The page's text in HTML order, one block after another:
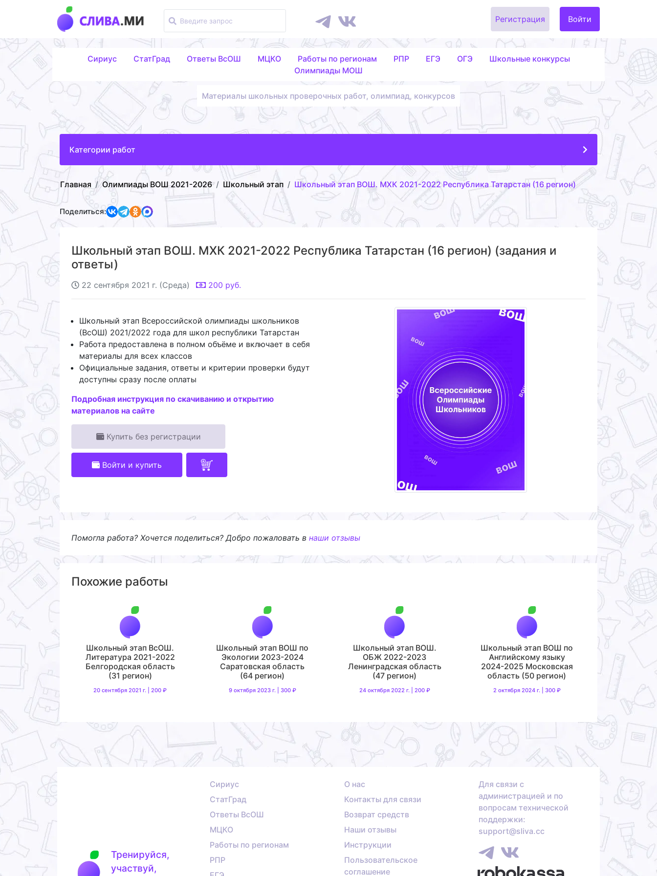
Регистрация Войти
Сириус СтатГрад Ответы ВсОШ МЦКО Работы по регионам РПР ЕГЭ ОГЭ
Школьные конкурсы
Олимпиады МОШ
Материалы школьных проверочных работ, олимпиад, конкурсов
Категории работ
Главная Олимпиады ВОШ 2021-2026 Школьный этап Школьный этап ВОШ. МХК 2021-2022 Республика Татарстан (16 регион)
Поделиться:
Школьный этап ВОШ. МХК 2021-2022 Республика Татарстан (16 регион) (задания и
ответы)
22 сентября 2021 г. (Среда) 200 руб.
Школьный этап Всероссийской олимпиады школьников
(ВсОШ) 2021/2022 года для школ республики Татарстан
Работа предоставлена в полном объёме и включает в себя
материалы для всех классов
Официальные задания, ответы и критерии проверки будут
доступны сразу после оплаты
Подробная инструкция по скачиванию и открытию
материалов на сайте
Купить без регистрации
Войти и купить
Помогла работа? Хочется поделиться? Добро пожаловать в наши отзывы
Похожие работы
Школьный этап ВсОШ.
Литература 2021-2022
Белгородская область
(31 регион)
20 сентября 2021 г. | 200 ₽
Школьный этап ВОШ по
Экологии 2023-2024
Саратовская область
(64 регион)
9 октября 2023 г. | 300 ₽
Школьный этап ВОШ.
ОБЖ 2022-2023
Ленинградская область
(47 регион)
24 октября 2022 г. | 200 ₽
Школьный этап ВОШ по
Английскому языку
2024-2025 Московская
область (50 регион)
2 октября 2024 г. | 300 ₽
Тренируйся,
участвуй,
Сириус
СтатГрад
Ответы ВсОШ
МЦКО
Работы по регионам
РПР
О нас
Контакты для связи
Возврат средств
Наши отзывы
Инструкции
Пользовательское
соглашение
Для связи с
администрацией и по
вопросам технической
поддержки:
support@sliva.cc